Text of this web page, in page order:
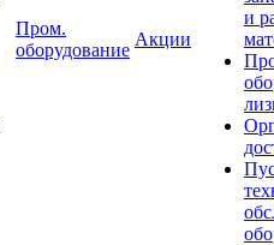
Пром.
оборудование
Акции
и